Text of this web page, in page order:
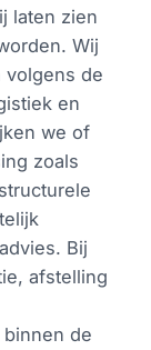
laten zien
Wij
volgens de
en
we of
zoals
Bij
afstelling
de